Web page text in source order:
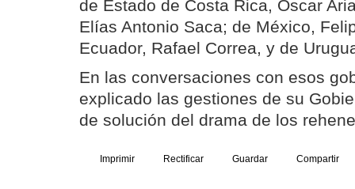
de Estado de Costa Rica, Óscar
Elías Antonio Saca; de México,
Ecuador, Rafael Correa, y de
En las conversaciones con esos
explicado las gestiones de su
de solución del drama de los
Imprimir Rectificar Guardar Compartir